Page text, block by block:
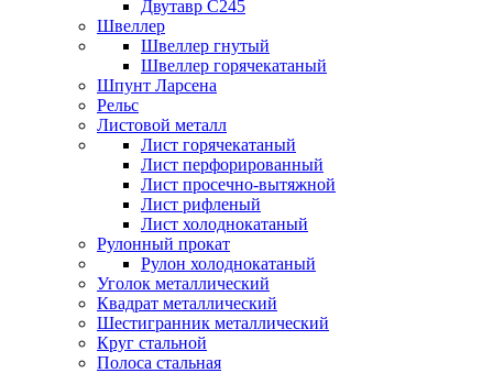
Двутавр С245
Швеллер
Швеллер гнутый
Швеллер горячекатаный
Шпунт Ларсена
Рельс
Листовой металл
Лист горячекатаный
Лист перфорированный
Лист просечно-вытяжной
Лист рифленый
Лист холоднокатаный
Рулонный прокат
Рулон холоднокатаный
Уголок металлический
Квадрат металлический
Шестигранник металлический
Круг стальной
Полоса стальная